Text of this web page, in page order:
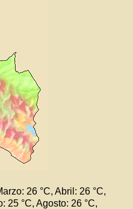
26 °C, Abril: 26 °C,
25 °C, Agosto: 26 °C,